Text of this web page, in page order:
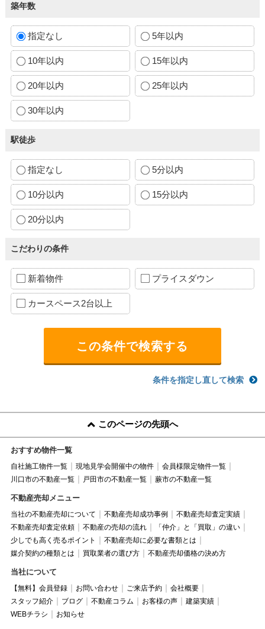
築年数
指定なし 5年以内
10年以内 15年以内
20年以内 25年以内
30年以内
駅徒歩
指定なし 5分以内
10分以内 15分以内
20分以内
こだわりの条件
新着物件 プライスダウン
カースペース2台以上
条件を指定し直して検索
このページの先頭へ
おすすめ物件一覧
自社施工物件一覧 現地見学会開催中の物件
会員様限定物件一覧
川口市の不動産一覧
戸田市の不動産一覧 蕨市の不動産一覧
不動産売却メニュー
当社の不動産売却について 不動産売却成功事例
不動産売却査定実績
不動産売却査定依頼
不動産の売却の流れ
「仲介」と「買取」の違い
少しでも高く売るポイント
不動産売却に必要な書類とは
媒介契約の種類とは
買取業者の選び方 不動産売却価格の決め方
当社について
【無料】会員登録 お問い合わせ ご来店予約
会社概要
スタッフ紹介
ブログ 不動産コラム お客様の声
建築実績
WEBチラシ
お知らせ